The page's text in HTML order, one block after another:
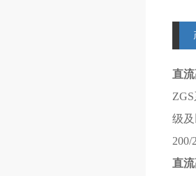
直
级
直